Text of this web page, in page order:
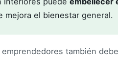
mejora el bienestar general.
emprendedores también